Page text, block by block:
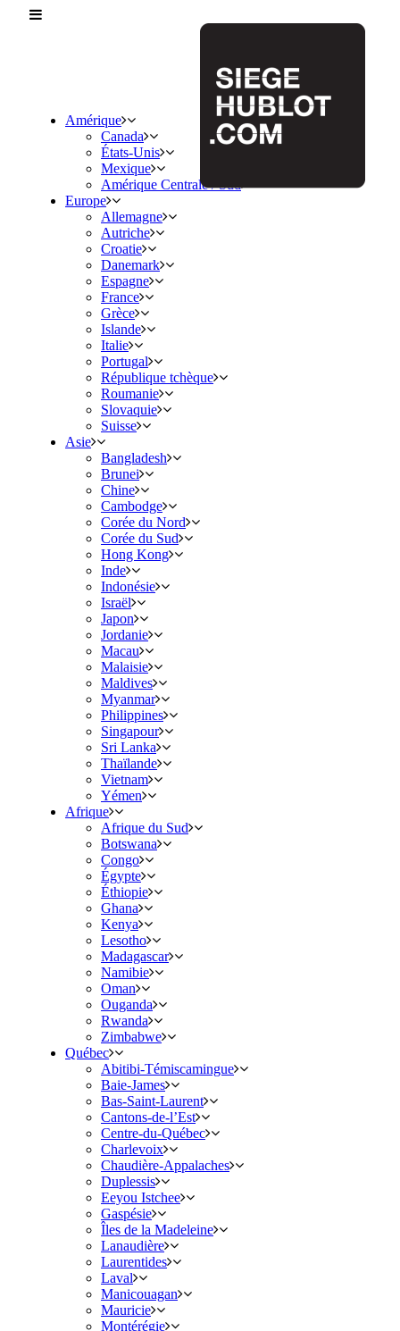
Amérique
Canada
États-Unis
Mexique
Amérique Centrale / Sud
Europe
Allemagne
Autriche
Croatie
Danemark
Espagne
France
Grèce
Islande
Italie
Portugal
République tchèque
Roumanie
Slovaquie
Suisse
Asie
Bangladesh
Brunei
Chine
Cambodge
Corée du Nord
Corée du Sud
Hong Kong
Inde
Indonésie
Israël
Japon
Jordanie
Macau
Malaisie
Maldives
Myanmar
Philippines
Singapour
Sri Lanka
Thaïlande
Vietnam
Yémen
Afrique
Afrique du Sud
Botswana
Congo
Égypte
Éthiopie
Ghana
Kenya
Lesotho
Madagascar
Namibie
Oman
Ouganda
Rwanda
Zimbabwe
Québec
Abitibi-Témiscamingue
Baie-James
Bas-Saint-Laurent
Cantons-de-l’Est
Centre-du-Québec
Charlevoix
Chaudière-Appalaches
Duplessis
Eeyou Istchee
Gaspésie
Îles de la Madeleine
Lanaudière
Laurentides
Laval
Manicouagan
Mauricie
Montérégie